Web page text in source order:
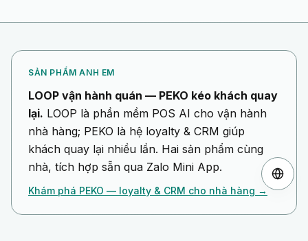
SẢN PHẨM ANH EM
LOOP vận hành quán — PEKO kéo khách quay
lại. LOOP là phần mềm POS AI cho vận hành
nhà hàng; PEKO là hệ loyalty & CRM giúp
khách quay lại nhiều lần. Hai sản phẩm cùng
nhà, tích hợp sẵn qua Zalo Mini App.
Khám phá PEKO — loyalty & CRM cho nhà hàng →